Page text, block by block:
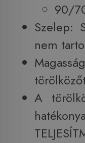
90/
Szelep:
nem
A